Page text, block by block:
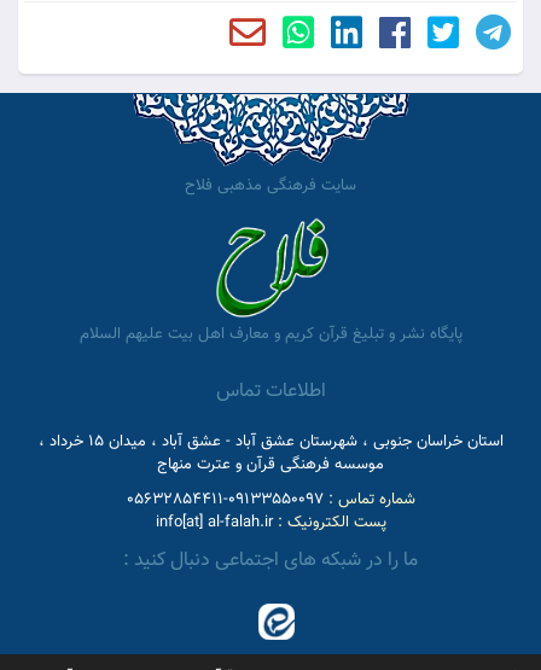
سایت فرهنگی مذهبی فلاح
پایگاه نشر و تبلیغ قرآن کریم و معارف اهل بیت علیهم السلام
اطلاعات تماس
استان خراسان جنوبی ، شهرستان عشق آباد - عشق آباد ، میدان 15 خرداد ،
موسسه فرهنگی قرآن و عترت منهاج
شماره تماس :09133550097-05632854411
پست الکترونیک :info[at] al-falah.ir
ما را در شبکه های اجتماعی دنبال کنید :